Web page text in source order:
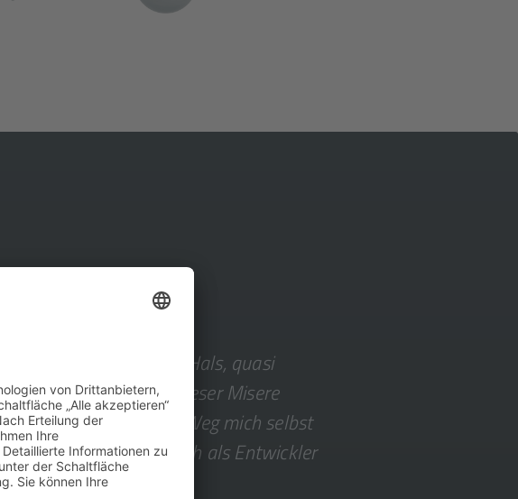
Ich steckte bis zum Hals, quasi
mir einen Weg aus dieser Misere
jetzt klar, dass dieser Weg mich selbst
verändert hat und mich als Entwickler